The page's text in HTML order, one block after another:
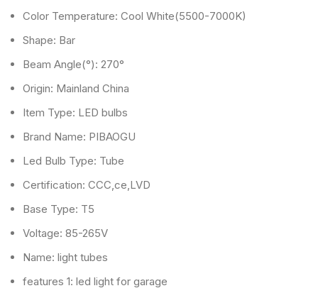
Color Temperature: Cool White(5500-7000K)
Shape: Bar
Beam Angle(°): 270°
Origin: Mainland China
Item Type: LED bulbs
Brand Name: PIBAOGU
Led Bulb Type: Tube
Certification: CCC,ce,LVD
Base Type: T5
Voltage: 85-265V
Name: light tubes
features 1: led light for garage